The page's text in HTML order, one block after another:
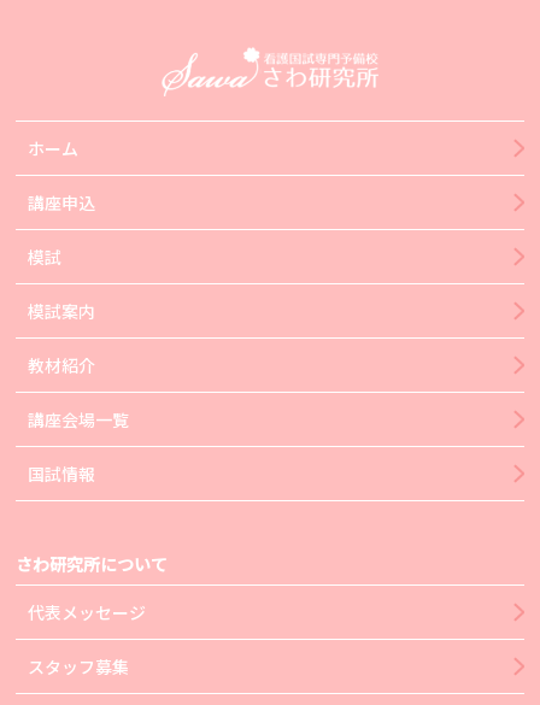
ホーム
講座申込
模試
模試案内
教材紹介
講座会場一覧
国試情報
さわ研究所について
代表メッセージ
スタッフ募集